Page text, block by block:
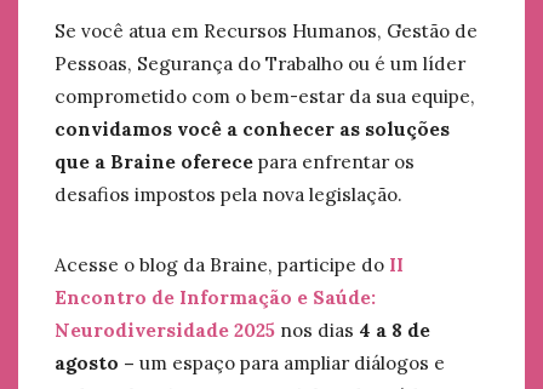
Se você atua em Recursos Humanos, Gestão de
Pessoas, Segurança do Trabalho ou é um líder
comprometido com o bem-estar da sua equipe,
convidamos você a conhecer as soluções
que a Braine oferece para enfrentar os
desafios impostos pela nova legislação.
Acesse o blog da Braine, participe do II
Encontro de Informação e Saúde:
Neurodiversidade 2025 nos dias 4 a 8 de
agosto – um espaço para ampliar diálogos e